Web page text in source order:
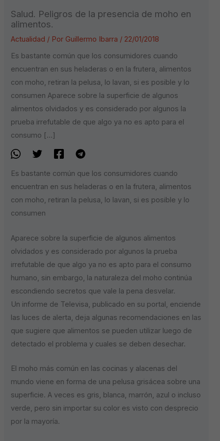
Salud. Peligros de la presencia de moho en
alimentos.
Actualidad / Por Guillermo Ibarra / 22/01/2018
Es bastante común que los consumidores cuando
encuentran en sus heladeras o en la frutera, alimentos
con moho, retiran la pelusa, lo lavan, si es posible y lo
consumen Aparece sobre la superficie de algunos
alimentos olvidados y es considerado por algunos la
prueba irrefutable de que algo ya no es apto para el
consumo […]
Es bastante común que los consumidores cuando
encuentran en sus heladeras o en la frutera, alimentos
con moho, retiran la pelusa, lo lavan, si es posible y lo
consumen
Aparece sobre la superficie de algunos alimentos
olvidados y es considerado por algunos la prueba
irrefutable de que algo ya no es apto para el consumo
humano, sin embargo, la naturaleza del moho continúa
escondiendo secretos que vale la pena desvelar.
Un informe de Televisa, publicado en su portal, enciende
las luces de alerta, deja algunas recomendaciones en las
que sugiere que alimentos se pueden utilizar luego de
detectado el problema y cuales se deben desechar.
El moho más común en las cocinas y alacenas del
mundo viene en forma de una pelusa grisácea sobre una
superficie. A veces es gris, blanca, marrón, azul o incluso
verde, pero sin importar su color es visto con desprecio
por la mayoría.